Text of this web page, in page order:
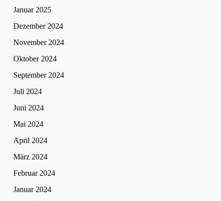
Januar 2025
Dezember 2024
November 2024
Oktober 2024
September 2024
Juli 2024
Juni 2024
Mai 2024
April 2024
März 2024
Februar 2024
Januar 2024